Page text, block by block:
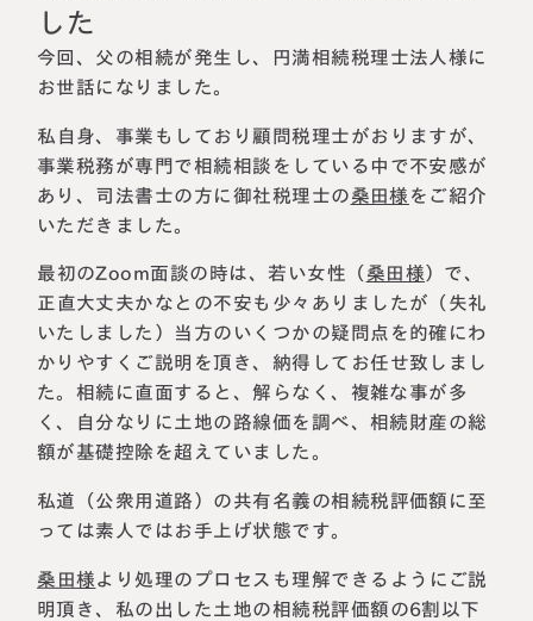
選ばれる理由
よくある質問
お客様の声
私たちについて
選ばれる理由
税理士紹介
法人情報
相続について学ぶ
相続コラム
セミナー
した
今回、父の相続が発生し、円満相続税理士法人様に
お世話になりました。
私自身、事業もしており顧問税理士がおりますが、
事業税務が専門で相続相談をしている中で不安感が
あり、司法書士の方に御社税理士の桑田様 をご紹介
いただきました。
最初のZoom面談の時は、若い女性（ 桑田様）で、
正直大丈夫かなとの不安も少々ありましたが（失礼
いたしました） 当方のいくつかの疑問点を的確にわ
かりやすくご説明を頂き、納得してお任せ致しまし
た。相続に直面すると、解らなく、複雑な事が多
く、自分なりに土地の路線価を調べ、相続財産の総
額が基礎控除を超えていました。
私道（公衆用道路）の共有名義の相続税評価額に至
っては素人ではお手上げ状態です。
桑田様より処理のプロセスも理解できるようにご説
明頂き、私の出した土地の相続税評価額の6割以下